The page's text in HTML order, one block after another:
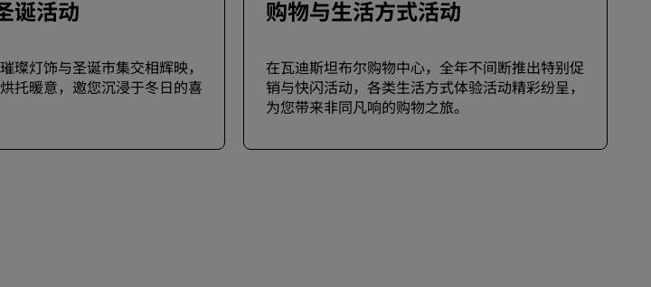
诞活动
璨灯饰与圣诞市集交相辉映，
托暖意，邀您沉浸于冬日的喜
购物与生活方式活动
在瓦迪斯坦布尔购物中心，全年不间断推出特别促
销与快闪活动，各类生活方式体验活动精彩纷呈，
为您带来非同凡响的购物之旅。